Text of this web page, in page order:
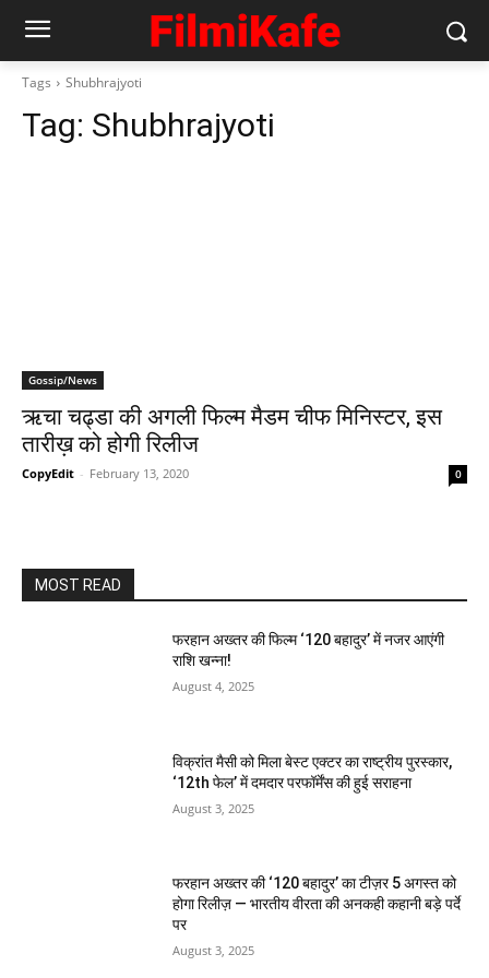
Tags Shubhrajyoti
Tag: Shubhrajyoti
Gossip/News
ऋचा चढ्डा की अगली फिल्‍म मैडम चीफ मिनिस्‍टर, इस
तारीख़ को होगी रिलीज
CopyEdit - February 13, 2020 0
MOST READ
फरहान अख्तर की फिल्म ‘120 बहादुर’ में नजर आएंगी
राशि खन्ना!
August 4, 2025
विक्रांत मैसी को मिला बेस्ट एक्टर का राष्ट्रीय पुरस्कार,
‘12th फेल’ में दमदार परफॉर्मेंस की हुई सराहना
August 3, 2025
फरहान अख्तर की ‘120 बहादुर’ का टीज़र 5 अगस्त को
होगा रिलीज़ — भारतीय वीरता की अनकही कहानी बड़े पर्दे
पर
August 3, 2025